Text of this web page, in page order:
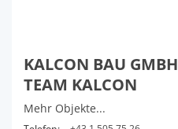
KALCON BAU GMBH
TEAM KALCON
Mehr Objekte...